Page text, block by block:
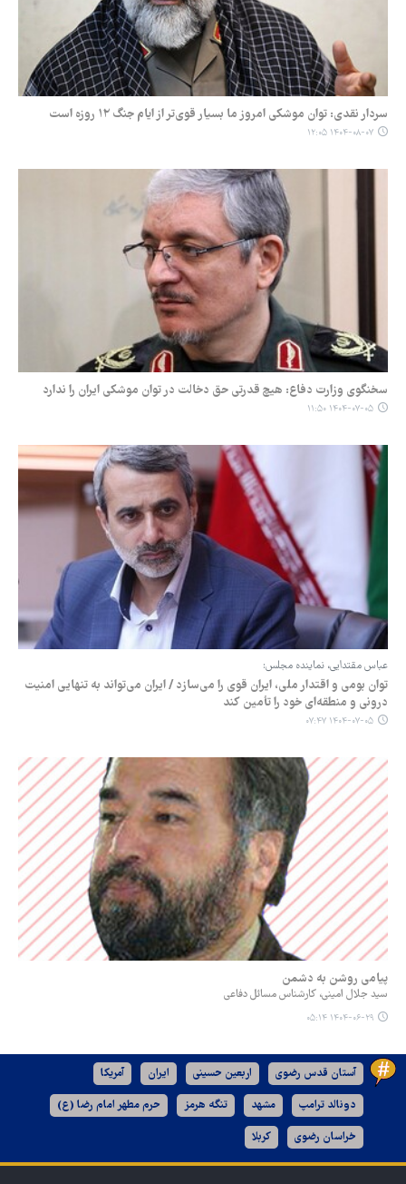
سردار نقدی: توان موشکی امروز ما بسیار قوی‌تر از ایام جنگ ۱۲ روزه است
۱۴۰۴-۰۸-۰۷ ۱۲:۰۵
سخنگوی وزارت دفاع: هیچ‌ قدرتی حق دخالت در توان موشکی ایران را ندارد
۱۴۰۴-۰۷-۰۵ ۱۱:۵۰
عباس مقتدایی، نماینده مجلس:
توان بومی و اقتدار ملی، ایران قوی را می‌سازد / ایران می‌تواند به تنهایی امنیت
درونی و منطقه‌ای خود را تأمین ‌کند
۱۴۰۴-۰۷-۰۵ ۰۷:۴۷
پیامی روشن به دشمن
سید جلال امینی، کارشناس مسائل دفاعی
۱۴۰۴-۰۶-۲۹ ۰۵:۱۴
آستان قدس رضوی اربعین حسینی ایران آمریکا
دونالد ترامپ مشهد تنگه هرمز حرم مطهر امام رضا (ع)
خراسان رضوی کربلا